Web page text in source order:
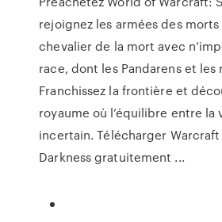
rejoignez les armées des
chevalier de la mort avec
race, dont les Pandarens et les
Franchissez la frontière et
royaume où l’équilibre entre la
incertain. Télécharger
Darkness gratuitement ...